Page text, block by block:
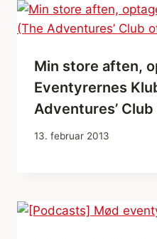
Min store aften,
Eventyrernes
Adventures’
13. februar 2013